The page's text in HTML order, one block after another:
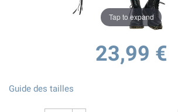
Tap to expand
23,99 €
Guide des tailles